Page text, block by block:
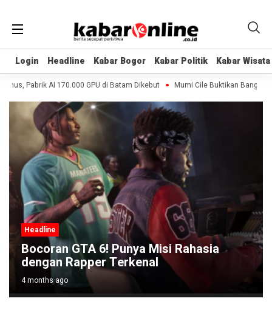
Login Headline Kabar Bogor Kabar Politik Kabar Wisata
Login Headline Kabar Bogor Kabar Politik Kabar Wisata
Pabrik AI 170.000 GPU di Batam Dikebut Mumi Cile Buktikan Bangsa
Headline
Bocoran GTA 6! Punya Misi Rahasia
dengan Rapper Terkenal
4 months ago